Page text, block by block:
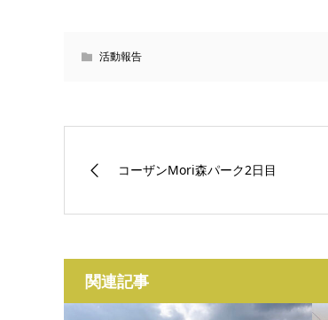
活動報告
コーザンMori森パーク2日目
関連記事